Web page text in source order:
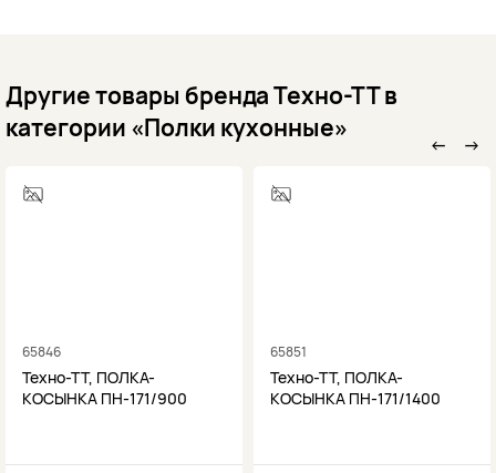
Другие товары бренда Техно-ТТ в
категории «Полки кухонные»
←
65846
Техно-ТТ, ПОЛКА-
КОСЫНКА ПН-171/900
65851
Техно-ТТ, ПОЛКА-
КОСЫНКА ПН-171/1400
→